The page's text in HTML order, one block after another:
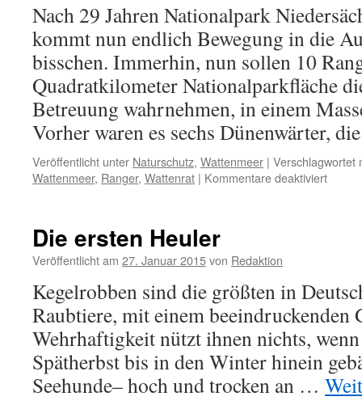
Nach 29 Jahren Nationalpark
kommt nun endlich Bewegung in die
bisschen. Immerhin, nun sollen 10
Quadratkilometer Nationalparkfläche
Betreuung wahrnehmen, in einem
Vorher waren es sechs Dünenwärter,
Veröffentlicht unter Naturschutz, Wattenmeer | Verschlagwortet
Wattenmeer, Ranger, Wattenrat | Kommentare deaktiviertfür
Die ersten Heuler
Veröffentlicht am 27. Januar 2015von Redaktion
Kegelrobben sind die größten in
Raubtiere, mit einem beeindruckenden
Wehrhaftigkeit nützt ihnen nichts,
Spätherbst bis in den Winter hinein
Seehunde– hoch und trocken an …